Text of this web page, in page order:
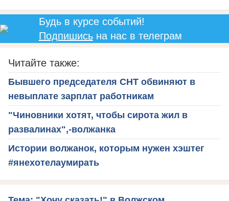
Будь в курсе событий!
Подпишисьна нас в телеграм
Читайте также:
Бывшего председателя СНТ обвиняют в
невыплате зарплат работникам
"Чиновники хотят, чтобы сирота жил в
развалинах",-волжанка
Истории волжанок, которым нужен хэштег
#янехотелаумирать